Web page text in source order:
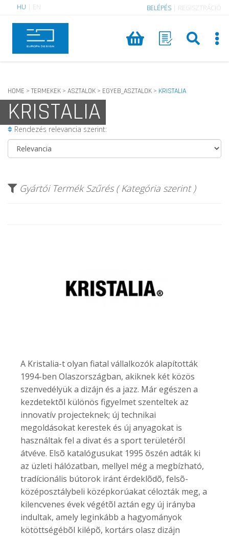
HU EN BELÉPÉS REGISZTRÁCIÓ
HOME > TERMEKEK > ASZTALOK > EGYEB_ASZTALOK > KRISTALIA
KRISTALIA
Rendezés relevancia szerint:
Gyártói Termék Szűrés ( Kategória szerint )
A Kristalia-t olyan fiatal vállalkozók alapították
1994-ben Olaszországban, akiknek két közös
szenvedélyük a dizájn és a jazz. Már egészen a
kezdetektõl különös figyelmet szenteltek az
innovatív projecteknek; új technikai
megoldásokat kerestek és új anyagokat is
használtak fel a divat és a sport területérõl
átvéve. Elsõ katalógusukat 1995 õszén adták ki
az üzleti hálózatban, mellyel még a megbízható,
tradícionális bútorok iránt érdeklõdõ, felsõ-
középosztálybeli középkorúakat célozták meg, a
kilencvenes évek végétõl aztán egy új irányba
indultak, amely leginkább a hagyományok
kötöttségébõl kilépõ, kortárs olasz dizájn